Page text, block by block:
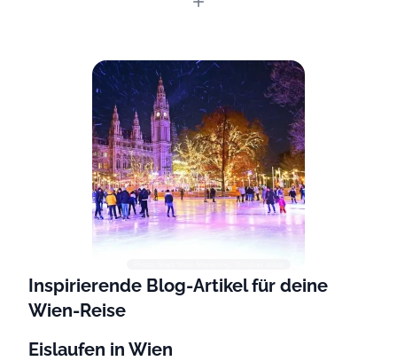
Inspirierende Blog-Artikel für deine
Wien-Reise
Eislaufen in Wien